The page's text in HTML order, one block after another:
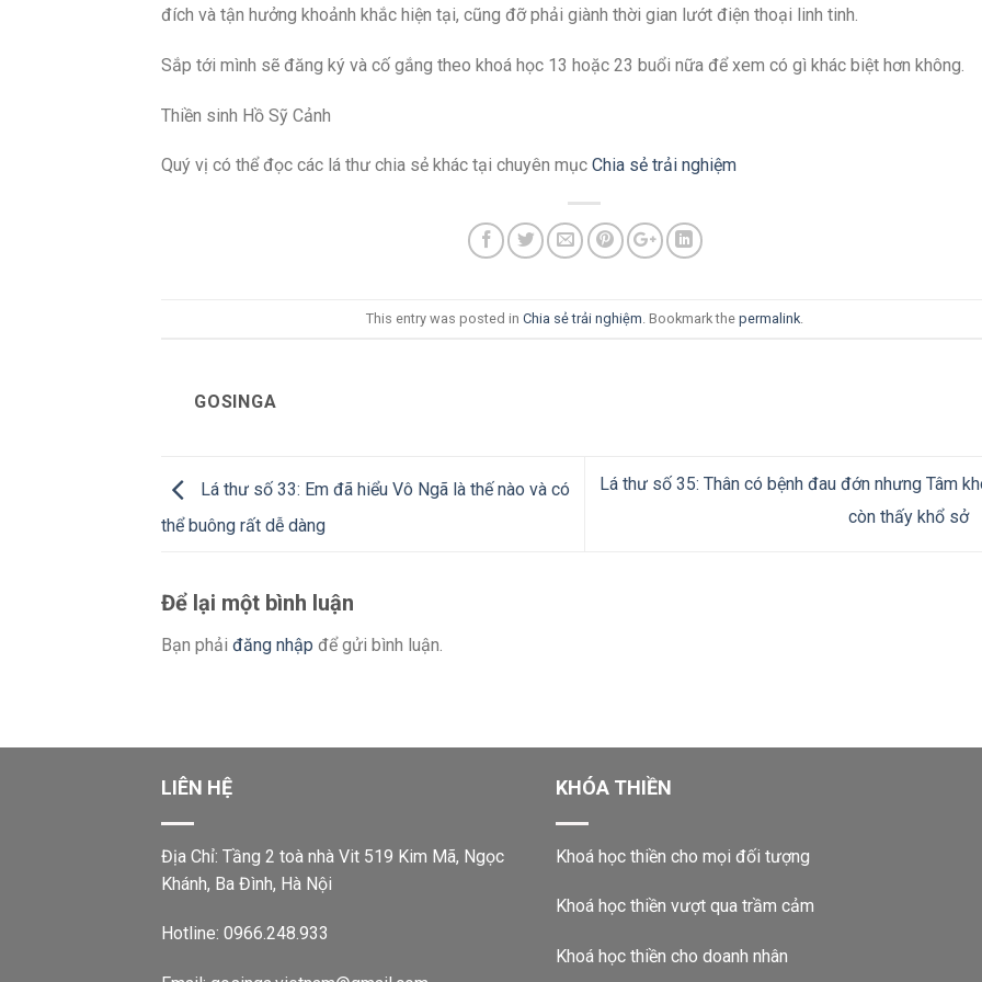
đích và tận hưởng khoảnh khắc hiện tại, cũng đỡ phải giành thời gian lướt điện thoại linh tinh.
Sắp tới mình sẽ đăng ký và cố gắng theo khoá học 13 hoặc 23 buổi nữa để xem có gì khác biệt hơn không.
Thiền sinh Hồ Sỹ Cảnh
Quý vị có thể đọc các lá thư chia sẻ khác tại chuyên mục Chia sẻ trải nghiệm
This entry was posted in Chia sẻ trải nghiệm . Bookmark the permalink.
GOSINGA
Lá thư số 33: Em đã hiểu Vô Ngã là thế nào và có
thể buông rất dễ dàng
Lá thư số 35: Thân có bệnh đau đớn nhưng Tâm
còn thấy khổ sở
Để lại một bình luận
Bạn phải đăng nhập để gửi bình luận.
LIÊN HỆ
Địa Chỉ: Tầng 2 toà nhà Vit 519 Kim Mã, Ngọc
Khánh, Ba Đình, Hà Nội
Hotline: 0966.248.933
KHÓA THIỀN
Khoá học thiền cho mọi đối tượng
Khoá học thiền vượt qua trầm cảm
Khoá học thiền cho doanh nhân